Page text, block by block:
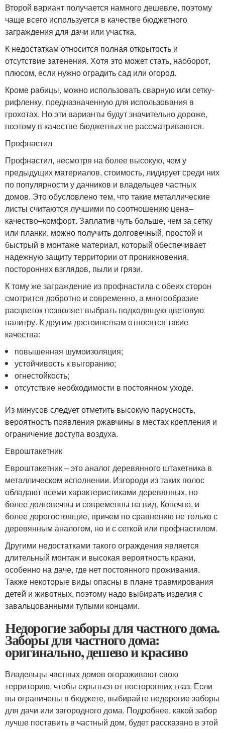
Второй вариант получается намного дешевле, поэтому
чаще всего используется в качестве бюджетного
заграждения для дачи или участка.
К недостаткам относится полная открытость и
отсутствие затенения. Хотя это может стать, наоборот,
плюсом, если нужно оградить сад или огород.
Кроме рабицы, можно использовать сварную или сетку-
рифленку, предназначенную для использования в
грохотах. Но эти варианты будут значительно дороже,
поэтому в качестве бюджетных не рассматриваются.
Профнастил
Профнастил, несмотря на более высокую, чем у
предыдущих материалов, стоимость, лидирует среди них
по популярности у дачников и владельцев частных
домов. Это обусловлено тем, что такие металлические
листы считаются лучшими по соотношению цена–
качество–комфорт. Заплатив чуть больше, чем за сетку
или планки, можно получить долговечный, простой и
быстрый в монтаже материал, который обеспечивает
надежную защиту территории от проникновения,
посторонних взглядов, пыли и грязи.
К тому же заграждение из профнастила с обеих сторон
смотрится добротно и современно, а многообразие
расцветок позволяет выбрать подходящую цветовую
палитру. К другим достоинствам относятся такие
качества:
повышенная шумоизоляция;
устойчивость к выгоранию;
огнестойкость;
отсутствие необходимости в постоянном уходе.
Из минусов следует отметить высокую парусность,
вероятность появления ржавчины в местах крепления и
ограничение доступа воздуха.
Евроштакетник
Евроштакетник – это аналог деревянного штакетника в
металлическом исполнении. Изгороди из таких полос
обладают всеми характеристиками деревянных, но
более долговечны и современны на вид. Конечно, и
более дорогостоящие, причем по сравнению не только с
деревянным аналогом, но и с сеткой или профнастилом.
Другими недостатками такого ограждения является
длительный монтаж и высокая вероятность кражи,
особенно на даче, где нет постоянного проживания.
Также некоторые виды опасны в плане травмирования
детей и животных, поэтому надо выбирать изделия с
завальцованными тупыми концами.
Недорогие заборы для частного дома.
Заборы для частного дома:
оригинально, дешево и красиво
Владельцы частных домов огораживают свою
территорию, чтобы скрыться от посторонних глаз. Если
вы ограничены в бюджете, выбирайте недорогие заборы
для дачи или загородного дома. Подробнее, какой забор
лучше поставить в частный дом, будет рассказано в этой